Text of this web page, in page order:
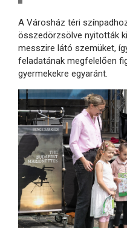
A Városház téri
összedörzsölve nyitották
messzire látó szemüket,
feladatának megfelelően
gyermekekre egyaránt.